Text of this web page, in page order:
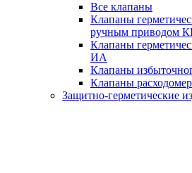
Все клапаны
Клапаны
ручным приводом
Клапаны
ИА
Клапаны
Клапаны
Защитно-герметические